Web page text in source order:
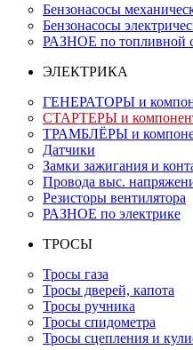
Бензонасосы
Бензонасосы
РАЗНОЕ по топливной
ЭЛЕКТРИКА
ГЕНЕРАТОРЫ и
СТАРТЕРЫ и
ТРАМБЛЁРЫ и
Датчики
Замки зажигания и
Провода выс.
Резисторы вентилятора
РАЗНОЕ по электрике
ТРОСЫ
Тросы газа
Тросы дверей, капота
Тросы ручника
Тросы спидометра
Тросы сцепления и